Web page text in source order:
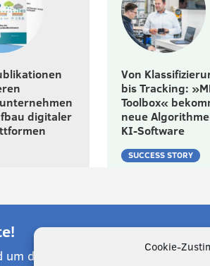
Cookie-
digitaler
Von
bis Tracking:
Toolbox«
neue
KI-Software
SUCCESS STORY
die Silicon Economy?